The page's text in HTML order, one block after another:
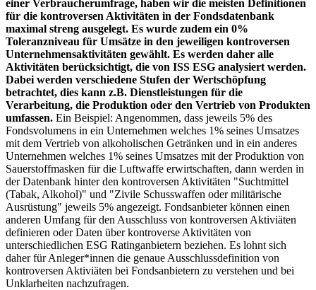
einer Verbraucherumfrage, haben wir die meisten Definitionen
für die kontroversen Aktivitäten in der Fondsdatenbank
maximal streng ausgelegt. Es wurde zudem ein 0%
Toleranzniveau für Umsätze in den jeweiligen kontroversen
Unternehmensaktivitäten gewählt. Es werden daher alle
Aktivitäten berücksichtigt, die von ISS ESG analysiert werden.
Dabei werden verschiedene Stufen der Wertschöpfung
betrachtet, dies kann z.B. Dienstleistungen für die
Verarbeitung, die Produktion oder den Vertrieb von Produkten
umfassen. Ein Beispiel: Angenommen, dass jeweils 5% des
Fondsvolumens in ein Unternehmen welches 1% seines Umsatzes
mit dem Vertrieb von alkoholischen Getränken und in ein anderes
Unternehmen welches 1% seines Umsatzes mit der Produktion von
Sauerstoffmasken für die Luftwaffe erwirtschaften, dann werden in
der Datenbank hinter den kontroversen Aktivitäten "Suchtmittel
(Tabak, Alkohol)" und "Zivile Schusswaffen oder militärische
Ausrüstung" jeweils 5% angezeigt. Fondsanbieter können einen
anderen Umfang für den Ausschluss von kontroversen Aktiviäten
definieren oder Daten über kontroverse Aktivitäten von
unterschiedlichen ESG Ratinganbietern beziehen. Es lohnt sich
daher für Anleger*innen die genaue Ausschlussdefinition von
kontroversen Aktiviäten bei Fondsanbietern zu verstehen und bei
Unklarheiten nachzufragen.